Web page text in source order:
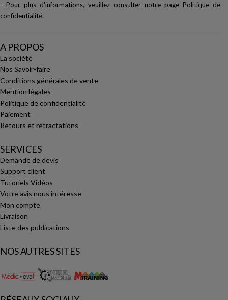
- Pour plus d'informations, veuillez consulter notre page Politique de
confidentialité.
A PROPOS
La société
Nos Savoir-faire
Conditions générales de vente
Mention légales
Politique de confidentialité
Paiement
Retours et rétractations
SERVICES
Demande de devis
Support client
Tutoriels Vidéos
Votre avis nous intéresse
Mon compte
Livraison
Liste des publications
NOS AUTRES SITES